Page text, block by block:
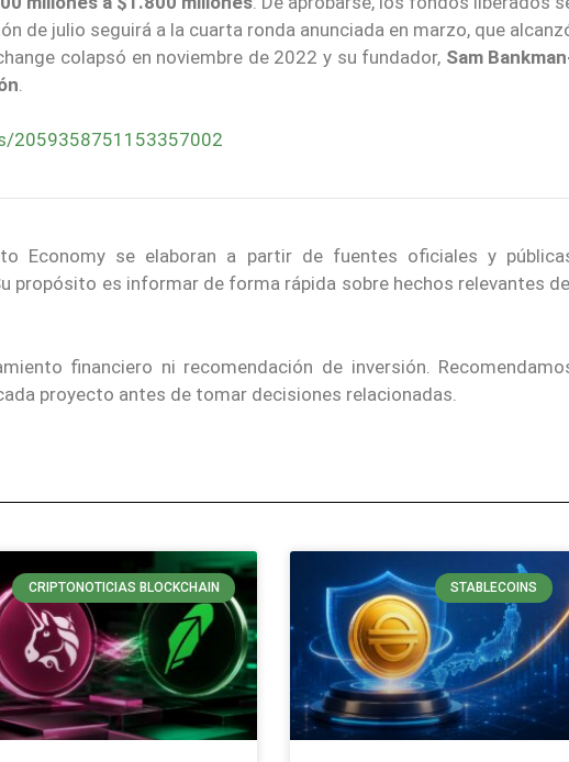
de julio seguirá a la cuarta ronda anunciada en marzo, que
colapsó en noviembre de 2022 y su fundador, Sam
2059358751153357002
Economy se elaboran a partir de fuentes oficiales y
propósito es informar de forma rápida sobre hechos relevantes
financiero ni recomendación de inversión.
proyecto antes de tomar decisiones relacionadas.
CRIPTONOTICIAS BLOCKCHAIN STABLECOINS